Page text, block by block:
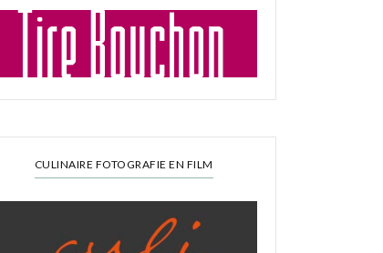
CULINAIRE FOTOGRAFIE EN FILM